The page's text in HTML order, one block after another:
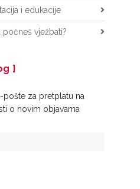
i edukacije
vježbati?
pošte za pretplatu na
o novim objavama